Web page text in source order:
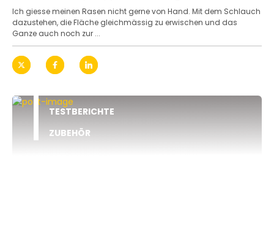
Ich giesse meinen Rasen nicht gerne von Hand. Mit dem Schlauch
dazustehen, die Fläche gleichmässig zu erwischen und das
Ganze auch noch zur ...
TESTBERICHTE
ZUBEHÖR